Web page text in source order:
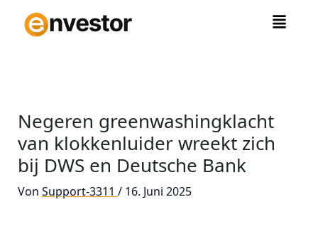
Inhalt
springen
Negeren greenwashingklacht
van klokkenluider wreekt zich
bij DWS en Deutsche Bank
Von Support-3311 / 16. Juni 2025